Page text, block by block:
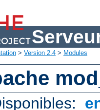
> Version 2.4 > Modules